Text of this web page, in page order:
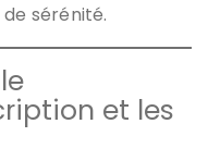
sérénité.
et les